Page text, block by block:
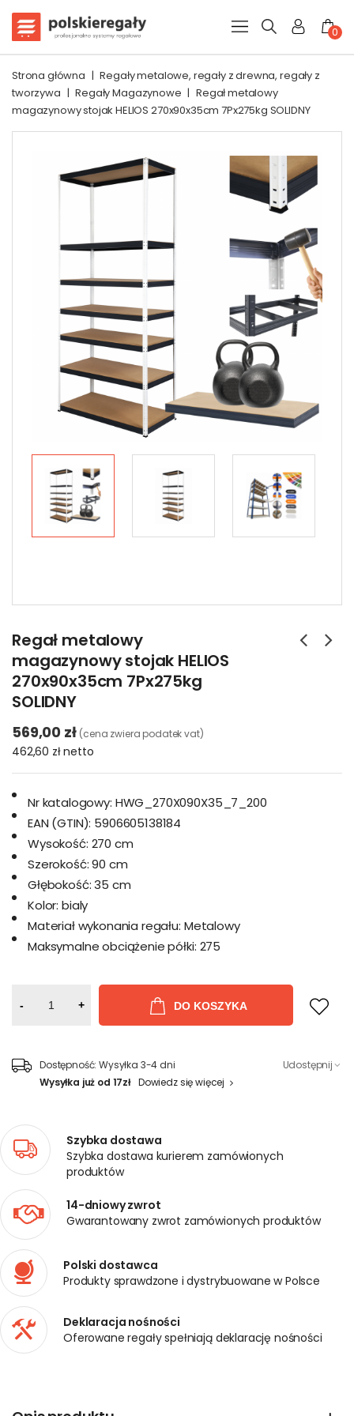
0
Strona główna | Regały metalowe, regały z drewna, regały z
tworzywa | Regały Magazynowe | Regał metalowy
magazynowy stojak HELIOS 270x90x35cm 7Px275kg SOLIDNY
Regał metalowy
magazynowy stojak HELIOS
270x90x35cm 7Px275kg
SOLIDNY
569,00 zł (cena zwiera podatek vat)
462,60 złnetto
Nr katalogowy: HWG_270X090X35_7_200
EAN (GTIN): 5906605138184
Wysokość: 270 cm
Szerokość: 90 cm
Głębokość: 35 cm
Kolor: bialy
Materiał wykonania regału: Metalowy
Maksymalne obciążenie półki: 275
- + DO KOSZYKA
Dostępność: Wysyłka 3-4 dni
Wysyłka już od 17zł Dowiedz się więcej
Udostępnij
Szybka dostawa
Szybka dostawa kurierem zamówionych
produktów
14-dniowy zwrot
Gwarantowany zwrot zamówionych produktów
Polski dostawca
Produkty sprawdzone i dystrybuowane w Polsce
Deklaracja nośności
Oferowane regały spełniają deklarację nośności